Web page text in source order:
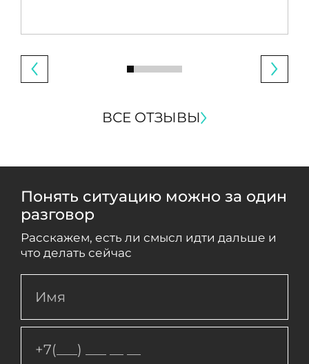
ВСЕ ОТЗЫВЫ
Понять ситуацию можно за один
разговор
Расскажем, есть ли смысл идти дальше и
что делать сейчас